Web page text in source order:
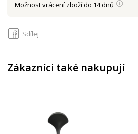
Možnost vrácení zboží do 14 dnů
Sdílej
Zákazníci také nakupují